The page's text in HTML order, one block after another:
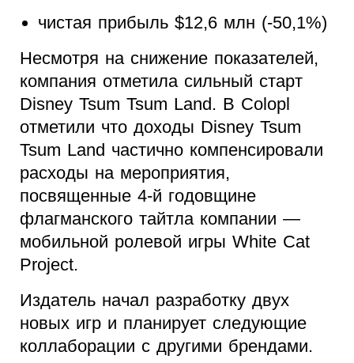
чистая прибыль $12,6 млн (-50,1%)
Несмотря на снижение показателей,
компания отметила сильный старт
Disney Tsum Tsum Land. В Colopl
отметили что доходы Disney Tsum
Tsum Land частично компенсировали
расходы на мероприятия,
посвященные 4-й годовщине
флагманского тайтла компании —
мобильной ролевой игры White Cat
Project.
Издатель начал разработку двух
новых игр и планирует следующие
коллаборации с другими брендами.